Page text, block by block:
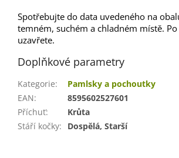
Spotřebujte do data uvedeného na
temném, suchém a chladném místě.
uzavřete.
Doplňkové parametry
Kategorie:
Pamlsky a pochoutky
EAN:
8595602527601
Příchuť:
Krůta
Stáří kočky: Dospělá, Starší